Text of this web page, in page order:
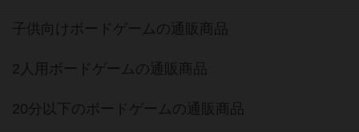
子供向けボードゲームの通販商品
2人用ボードゲームの通販商品
20分以下のボードゲームの通販商品